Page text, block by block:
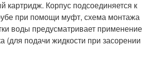
картридж. Корпус подсоединяется к
при помощи муфт, схема монтажа
воды предусматривает применение
(для подачи жидкости при засорении